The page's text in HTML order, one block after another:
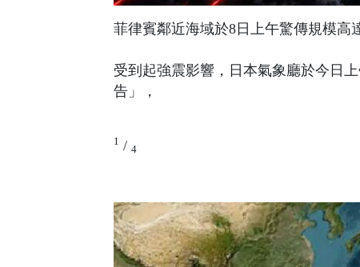
菲律賓鄰近海域於8日上午驚傳規模高
受到起強震影響，日本氣象廳於今日
告」，
1 / 4